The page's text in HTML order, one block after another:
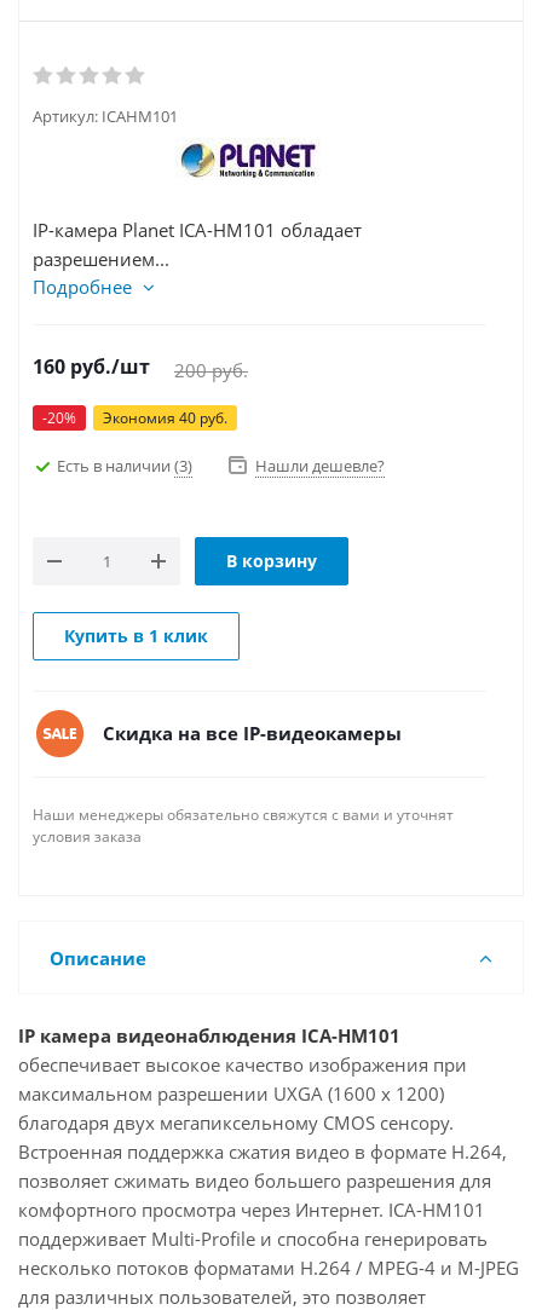
Артикул: ICAHM101
IP-камера Planet ICA-HM101 обладает
разрешением...
Подробнее
160 руб./шт 200руб.
-20% Экономия 40 руб.
Есть в наличии (3) Нашли дешевле?
В корзину
Купить в 1 клик
Скидка на все IP-видеокамеры
Наши менеджеры обязательно свяжутся с вами и уточнят
условия заказа
Описание
IP камера видеонаблюдения ICA-HM101
обеспечивает высокое качество изображения при
максимальном разрешении UXGA (1600 х 1200)
благодаря двух мегапиксельному CMOS сенсору.
Встроенная поддержка сжатия видео в формате H.264,
позволяет сжимать видео большего разрешения для
комфортного просмотра через Интернет. ICA-HM101
поддерживает Multi-Profile и способна генерировать
несколько потоков форматами H.264 / MPEG-4 и M-JPEG
для различных пользователей, это позволяет